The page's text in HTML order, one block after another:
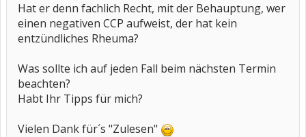
Hat er denn fachlich Recht, mit der Behauptung, wer
einen negativen CCP aufweist, der hat kein
entzündliches Rheuma?
Was sollte ich auf jeden Fall beim nächsten Termin
beachten?
Habt Ihr Tipps für mich?
Vielen Dank für´s "Zulesen"